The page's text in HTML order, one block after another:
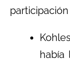
había